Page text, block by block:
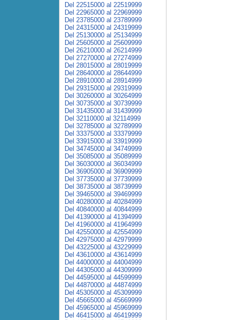
Del 22515000 al 22519999
Del 22965000 al 22969999
Del 23785000 al 23789999
Del 24315000 al 24319999
Del 25130000 al 25134999
Del 25605000 al 25609999
Del 26210000 al 26214999
Del 27270000 al 27274999
Del 28015000 al 28019999
Del 28640000 al 28644999
Del 28910000 al 28914999
Del 29315000 al 29319999
Del 30260000 al 30264999
Del 30735000 al 30739999
Del 31435000 al 31439999
Del 32110000 al 32114999
Del 32785000 al 32789999
Del 33375000 al 33379999
Del 33915000 al 33919999
Del 34745000 al 34749999
Del 35085000 al 35089999
Del 36030000 al 36034999
Del 36905000 al 36909999
Del 37735000 al 37739999
Del 38735000 al 38739999
Del 39465000 al 39469999
Del 40280000 al 40284999
Del 40840000 al 40844999
Del 41390000 al 41394999
Del 41960000 al 41964999
Del 42550000 al 42554999
Del 42975000 al 42979999
Del 43225000 al 43229999
Del 43610000 al 43614999
Del 44000000 al 44004999
Del 44305000 al 44309999
Del 44595000 al 44599999
Del 44870000 al 44874999
Del 45305000 al 45309999
Del 45665000 al 45669999
Del 45965000 al 45969999
Del 46415000 al 46419999